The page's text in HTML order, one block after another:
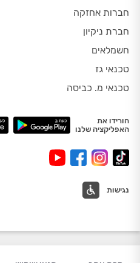
חברות אחזקה
חברת ניקיון
חשמלאים
טכנאי גז
טכנאי מ. כביסה
הורידו את
האפליקציה שלנו
נגישות